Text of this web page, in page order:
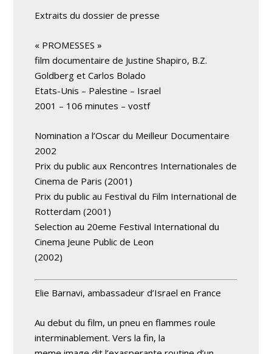
Extraits du dossier de presse
« PROMESSES »
film documentaire de Justine Shapiro, B.Z.
Goldberg et Carlos Bolado
Etats-Unis – Palestine – Israel
2001 – 106 minutes – vostf
Nomination a l’Oscar du Meilleur Documentaire
2002
Prix du public aux Rencontres Internationales de
Cinema de Paris (2001)
Prix du public au Festival du Film International de
Rotterdam (2001)
Selection au 20eme Festival International du
Cinema Jeune Public de Leon
(2002)
Elie Barnavi, ambassadeur d’Israel en France
Au debut du film, un pneu en flammes roule
interminablement. Vers la fin, la